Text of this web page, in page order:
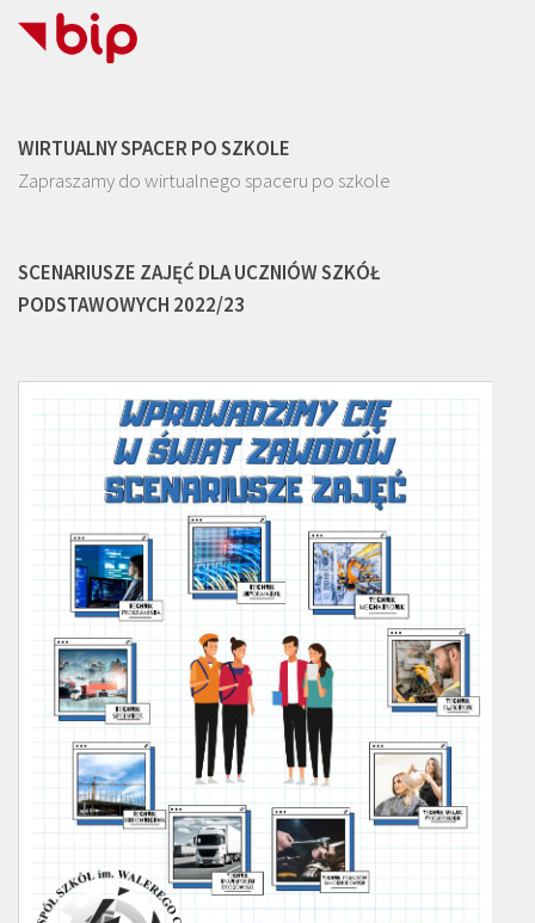
WIRTUALNY SPACER PO SZKOLE
Zapraszamy do wirtualnego spaceru po szkole
SCENARIUSZE ZAJĘĆ DLA UCZNIÓW SZKÓŁ
PODSTAWOWYCH 2022/23